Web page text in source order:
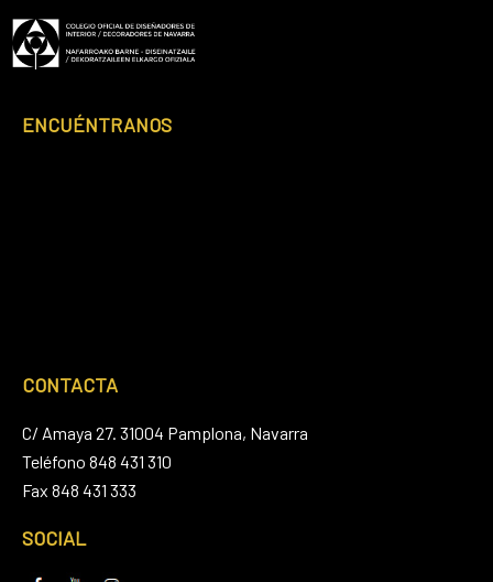
ENCUÉNTRANOS
CONTACTA
C/ Amaya 27. 31004 Pamplona, Navarra
Teléfono 848 431 310
Fax 848 431 333
SOCIAL